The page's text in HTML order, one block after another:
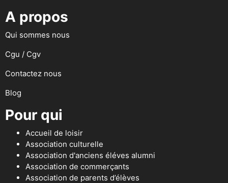
A propos
Qui sommes nous
Cgu / Cgv
Contactez nous
Blog
Pour qui
Accueil de loisir
Association culturelle
Association d'anciens éléves alumni
Association de commerçants
Association de parents d’élèves